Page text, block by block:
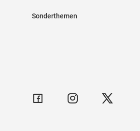
Sonderthemen